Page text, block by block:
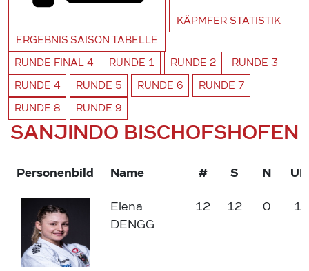
ERGEBNIS SAISON TABELLE
KÄPMFER STATISTIK
RUNDE FINAL 4 RUNDE 1 RUNDE 2 RUNDE 3
RUNDE 4 RUNDE 5 RUNDE 6 RUNDE 7
RUNDE 8 RUNDE 9
SANJINDO BISCHOFSHOFEN
Personenbild Name # S N
Elena
DENGG
12 12 0